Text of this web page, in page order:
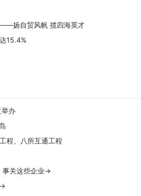
扬自贸风帆 揽四海英才
15.4%
办
程、八所互通工程
事关这些企业→